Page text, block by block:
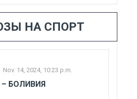
НА СПОРТ
Nov. 14, 2024, 10:23 p.m.
БОЛИВИЯ